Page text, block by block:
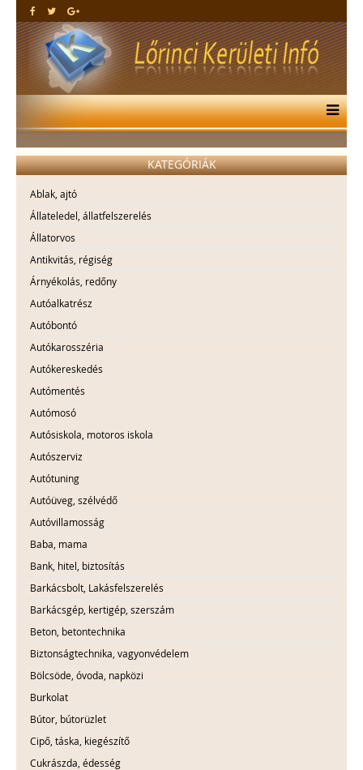
KATEGÓRIÁK
Ablak, ajtó
Állateledel, állatfelszerelés
Állatorvos
Antikvitás, régiség
Árnyékolás, redőny
Autóalkatrész
Autóbontó
Autókarosszéria
Autókereskedés
Autómentés
Autómosó
Autósiskola, motoros iskola
Autószerviz
Autótuning
Autóüveg, szélvédő
Autóvillamosság
Baba, mama
Bank, hitel, biztosítás
Barkácsbolt, Lakásfelszerelés
Barkácsgép, kertigép, szerszám
Beton, betontechnika
Biztonságtechnika, vagyonvédelem
Bölcsöde, óvoda, napközi
Burkolat
Bútor, bútorüzlet
Cipő, táska, kiegészítő
Cukrászda, édesség